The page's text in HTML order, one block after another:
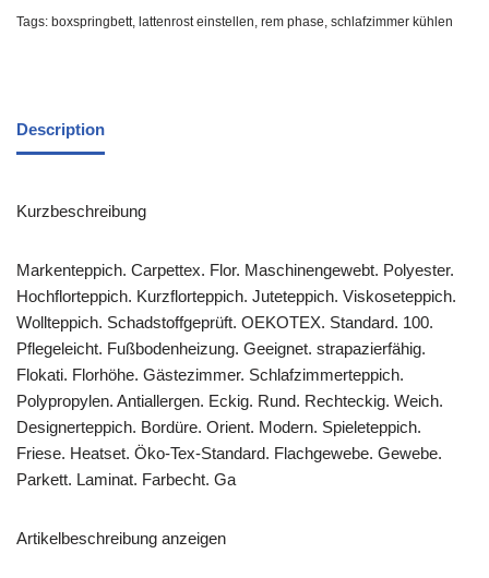
Tags: boxspringbett lattenrost einstellen rem phase schlafzimmer kühlen
Description
Kurzbeschreibung
Markenteppich. Carpettex. Flor. Maschinengewebt. Polyester.
Hochflorteppich. Kurzflorteppich. Juteteppich. Viskoseteppich.
Wollteppich. Schadstoffgeprüft. OEKOTEX. Standard. 100.
Pflegeleicht. Fußbodenheizung. Geeignet. strapazierfähig.
Flokati. Florhöhe. Gästezimmer. Schlafzimmerteppich.
Polypropylen. Antiallergen. Eckig. Rund. Rechteckig. Weich.
Designerteppich. Bordüre. Orient. Modern. Spieleteppich.
Friese. Heatset. Öko-Tex-Standard. Flachgewebe. Gewebe.
Parkett. Laminat. Farbecht. Ga
Artikelbeschreibung anzeigen